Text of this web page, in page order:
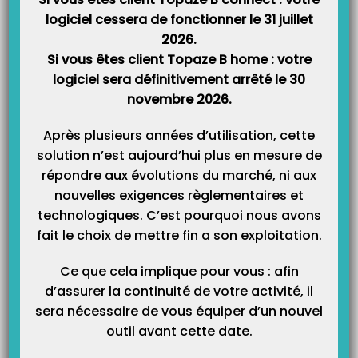
Catégorieslogiciel cessera de fonctionner le 31 juillet
2026.
Si vous êtes client Topaze B home : votre
logiciel sera définitivement arrêté le 30
novembre 2026.
Après plusieurs années d’utilisation, cette
solution n’est aujourd’hui plus en mesure de
répondre aux évolutions du marché, ni aux
nouvelles exigences règlementaires et
technologiques. C’est pourquoi nous avons
fait le choix de mettre fin a son exploitation.
Ce que cela implique pour vous : afin
d’assurer la continuité de votre activité, il
sera nécessaire de vous équiper d’un nouvel
outil avant cette date.